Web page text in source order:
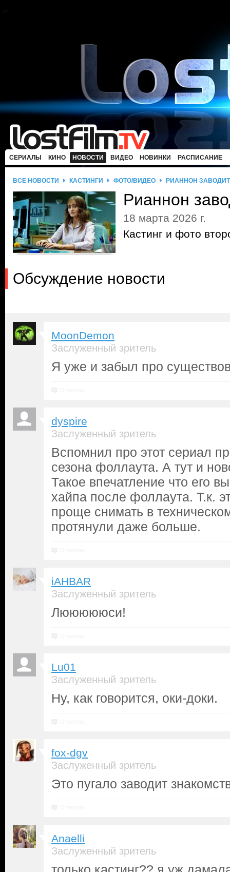
СЕРИАЛЫ КИНО НОВОСТИ ВИДЕО НОВИНКИ РАСПИСАНИЕ
ВСЕ НОВОСТИ КАСТИНГИ ФОТО/ВИДЕО РИАННОН
Рианнон
18 марта 2026 г.
Кастинг и фото
Обсуждение новости
MoonDemon
Заслуженный зритель
Я уже и забыл про
dyspire
Заслуженный зритель
Вспомнил про этот сериал
сезона фоллаута. А тут и
Такое впечатление что его
хайпа после фоллаута. Т.к.
проще снимать в
протянули даже больше.
iAHBAR
Заслуженный зритель
Люююююси!
Lu01
Заслуженный зритель
Ну, как говорится, оки-доки.
fox-dgv
Заслуженный зритель
Это пугало заводит
Anaelli
Заслуженный зритель